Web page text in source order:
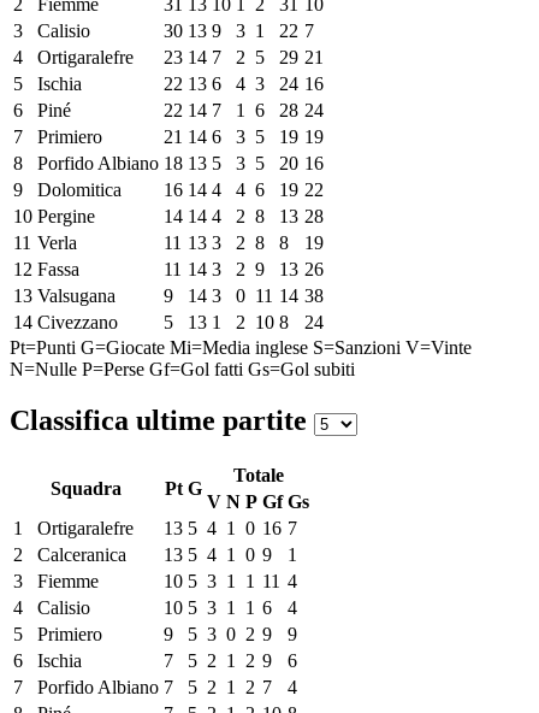
2 Fiemme 31 13 10 1 2 31 10
3
Calisio 30 13 9 3 1 22 7
4
Ortigaralefre 23 14 7 2 5 29 21
5
Ischia 22 13 6 4 3 24 16
6
Piné 22 14 7 1 6 28 24
7
Primiero 21 14 6 3 5 19 19
8
Porfido Albiano 18 13 5 3 5 20 16
9
Dolomitica 16 14 4 4 6 19 22
10 Pergine 14 14 4 2 8 13 28
11 Verla 11 13 3 2 8 8
19
12 Fassa 11 14 3 2 9 13 26
13 Valsugana 9 14 3 0 11 14 38
14 Civezzano 5 13 1 2 10 8
24
Pt=Punti G=Giocate Mi=Media inglese S=Sanzioni V=Vinte
N=Nulle P=Perse Gf=Gol fatti Gs=Gol subiti
Classifica ultime partite
Squadra Pt G
Totale
V N P Gf Gs
1
Ortigaralefre 13 5 4 1 0 16 7
2
Calceranica 13 5 4 1 0 9
1
3
Fiemme 10 5 3 1 1 11 4
4
Calisio 10 5 3 1 1 6
4
5
Primiero 9 5 3 0 2 9
9
6
Ischia 7 5 2 1 2 9
6
7
Porfido Albiano 7 5 2 1 2 7
4